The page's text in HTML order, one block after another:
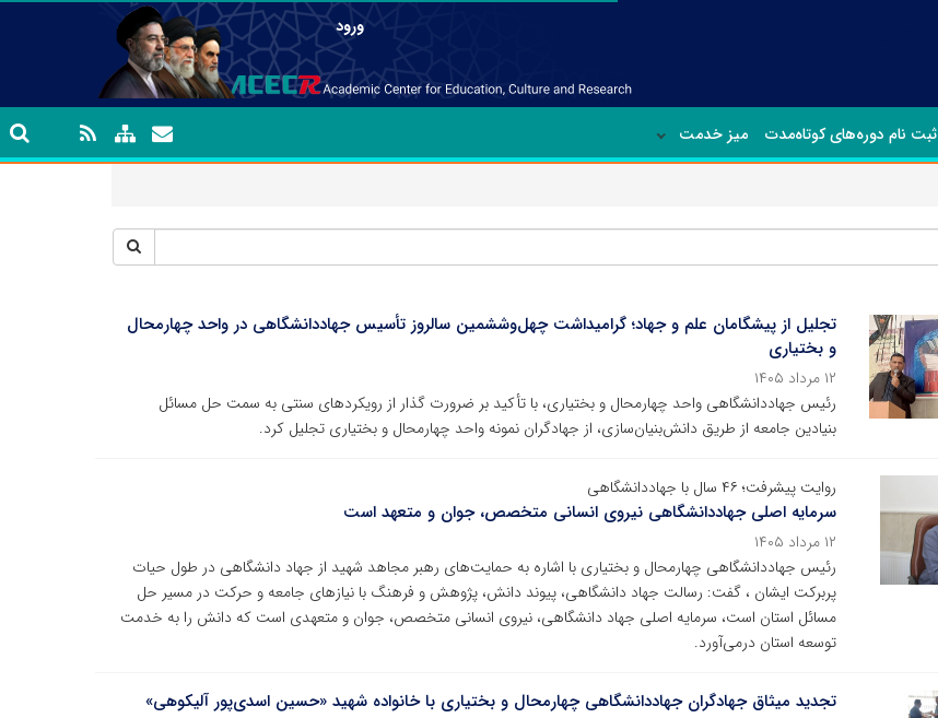
ورود
ثبت نام دوره‌های کوتاه‌مدت میز خدمت
تجلیل از پیشگامان علم و جهاد؛ گرامیداشت چهل‌وششمین سالروز تأسیس جهاددانشگاهی در واحد چهارمحال
و بختیاری
۱۲ مرداد ۱۴۰۵
رئیس جهاددانشگاهی واحد چهارمحال و بختیاری، با تأکید بر ضرورت گذار از رویکردهای سنتی به سمت حل مسائل
بنیادین جامعه از طریق دانش‌بنیان‌سازی، از جهادگران نمونه واحد چهارمحال و بختیاری تجلیل کرد.
روایت پیشرفت؛ ۴۶ سال با جهاددانشگاهی
سرمایه اصلی جهاددانشگاهی نیروی انسانی متخصص، جوان و متعهد است
۱۲ مرداد ۱۴۰۵
رئیس جهاددانشگاهی چهارمحال و بختیاری با اشاره به حمایت‌های رهبر مجاهد شهید از جهاد دانشگاهی در طول حیات
پربرکت ایشان ، گفت: رسالت جهاد دانشگاهی، پیوند دانش، پژوهش و فرهنگ با نیازهای جامعه و حرکت در مسیر حل
مسائل استان است، سرمایه اصلی جهاد دانشگاهی، نیروی انسانی متخصص، جوان و متعهدی است که دانش را به خدمت
توسعه استان درمی‌آورد.
تجدید میثاق جهادگران جهاددانشگاهی چهارمحال و بختیاری با خانواده شهید «حسین اسدی‌پور آلیکوهی»